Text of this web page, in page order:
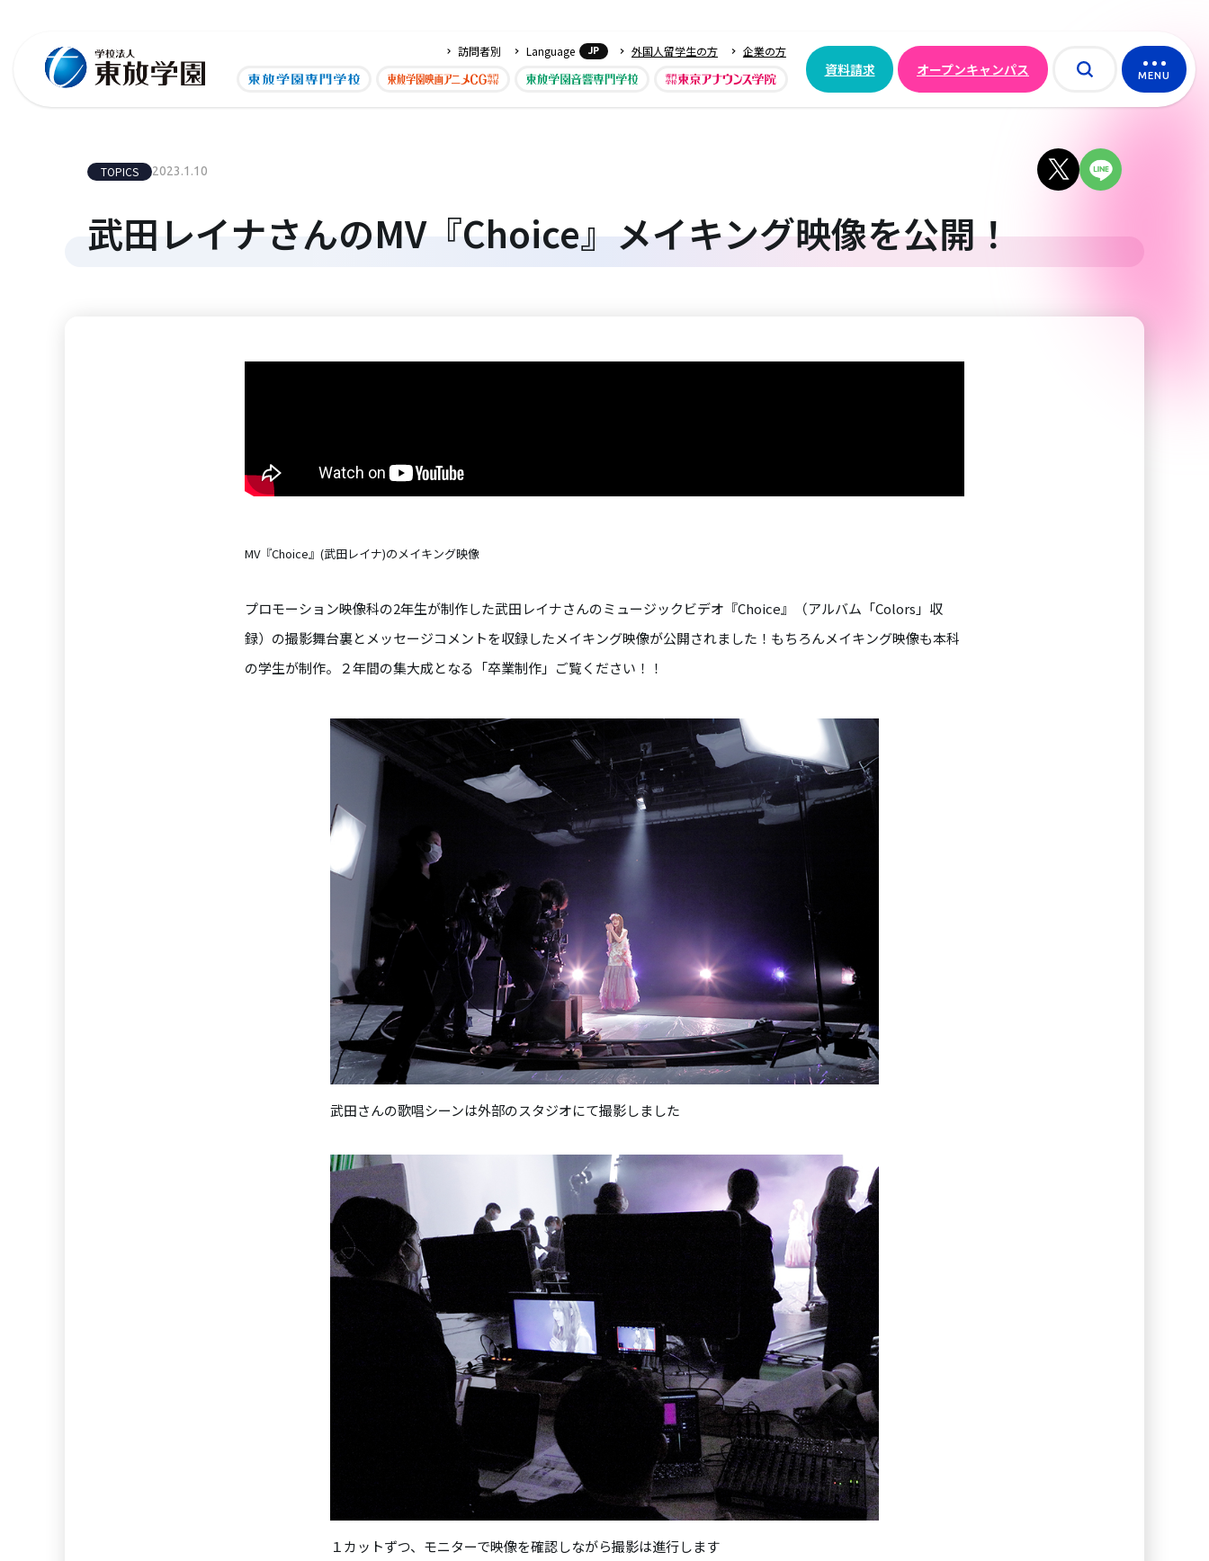
訪問者別 Language JP 外国人留学生の方 企業の方
資料請求 オープンキャンパス MENU
TOPICS 2023.1.10
武田レイナさんのMV『Choice』メイキング映像を公開！
MV『Choice』(武田レイナ)のメイキング映像
プロモーション映像科の2年生が制作した武田レイナさんのミュージックビデオ『Choice』（アルバム「Colors」収
録）の撮影舞台裏とメッセージコメントを収録したメイキング映像が公開されました！もちろんメイキング映像も本科
の学生が制作。２年間の集大成となる「卒業制作」ご覧ください！！
武田さんの歌唱シーンは外部のスタジオにて撮影しました
１カットずつ、モニターで映像を確認しながら撮影は進行します